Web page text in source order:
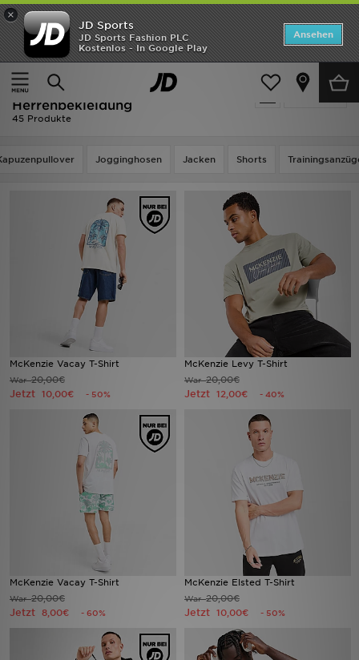
×
JD Sports
JD Sports Fashion PLC
Kostenlos - In Google Play
Ansehen
Startseite
Herren Herrenbekleidung
verfeinern
Ausverkauf | Herren - McKenzie
Herrenbekleidung
45 Produkte
Jogginghosen Jacken Shorts
McKenzie Vacay T-Shirt
War20,00€
Jetzt 10,00€ - 50%
McKenzie Levy T-Shirt
War20,00€
Jetzt 12,00€ - 40%
McKenzie Vacay T-Shirt
War20,00€
Jetzt 8,00€ - 60%
McKenzie Elsted T-Shirt
War20,00€
Jetzt 10,00€ - 50%
Startseite
ANGEBOTE
Marken
JD Exklusives
Fußball
Sport
Lade Die APP
Geschenkkarte
Meine Nachrichten
Bestellverfolgung
Hilfe & Kontakt